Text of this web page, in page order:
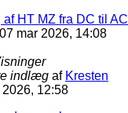
af HT MZ fra DC til AC
07 mar 2026, 14:08
indlæg af Kresten
12:58